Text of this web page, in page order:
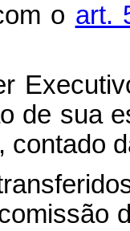
o art.
de sua
contado